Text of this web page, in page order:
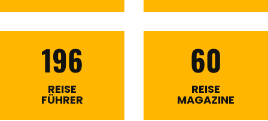
196
REISE
FÜHRER
60
REISE
MAGAZINE